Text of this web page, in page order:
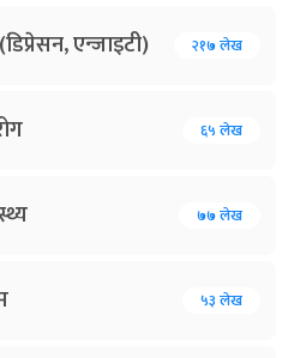
एन्जाइटी) २१७ लेख
६५ लेख
७७ लेख
५३ लेख